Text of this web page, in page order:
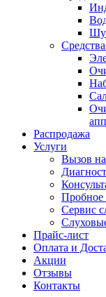
Распродажа
Услуги
Вызов
Сервис
Прайс-лист
Оплата и
Акции
Отзывы
Контакты